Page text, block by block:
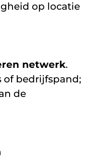
op locatie
netwerk.
bedrijfspand;
de